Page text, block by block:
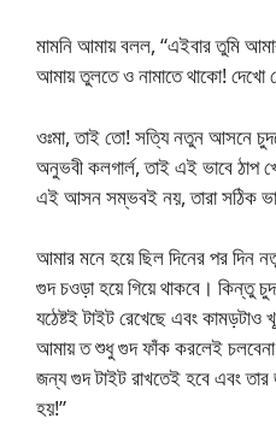
মামনি আমায় বলল, “এইবার তুমি
আমায় তুলতে ও নামাতে থাকো! দেখো
ওঃমা, তাই তো! সত্যি নতুন আসনে
অনুভবী কলগার্ল, তাই এই ভাবে ঠাপ
এই আসন সম্ভবই নয়, তারা সঠিক
আমার মনে হয়ে ছিল দিনের পর দিন
গুদ চওড়া হয়ে গিয়ে থাকবে। কিন্তু
যঠেষ্টই টাইট রেখেছে এবং
আমায় ত শুধু গুদ ফাঁক করলেই
জন্য গুদ টাইট রাখতেই হবে এবং
হয়!”